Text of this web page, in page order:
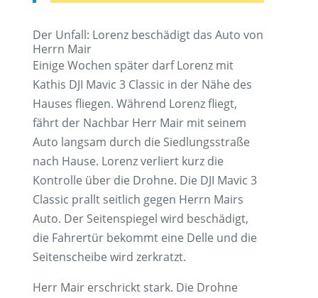
Der Unfall: Lorenz beschädigt das Auto von
Herrn Mair
Einige Wochen später darf Lorenz mit
Kathis DJI Mavic 3 Classic in der Nähe des
Hauses fliegen. Während Lorenz fliegt,
fährt der Nachbar Herr Mair mit seinem
Auto langsam durch die Siedlungsstraße
nach Hause. Lorenz verliert kurz die
Kontrolle über die Drohne. Die DJI Mavic 3
Classic prallt seitlich gegen Herrn Mairs
Auto. Der Seitenspiegel wird beschädigt,
die Fahrertür bekommt eine Delle und die
Seitenscheibe wird zerkratzt.
Herr Mair erschrickt stark. Die Drohne